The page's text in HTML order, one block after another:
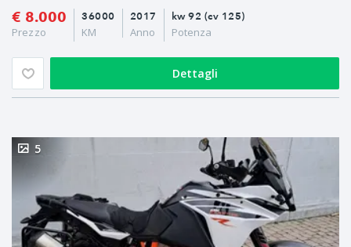
€ 8.000
Prezzo
2017
Anno
36000
KM
kw 92 (cv 125)
Potenza
Dettagli
5